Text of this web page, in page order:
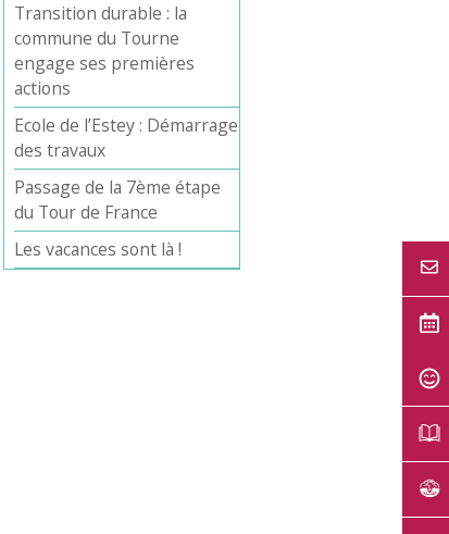
Transition durable : la
commune du Tourne
engage ses premières
actions
Ecole de l’Estey : Démarrage
des travaux
Passage de la 7ème étape
du Tour de France
Les vacances sont là !